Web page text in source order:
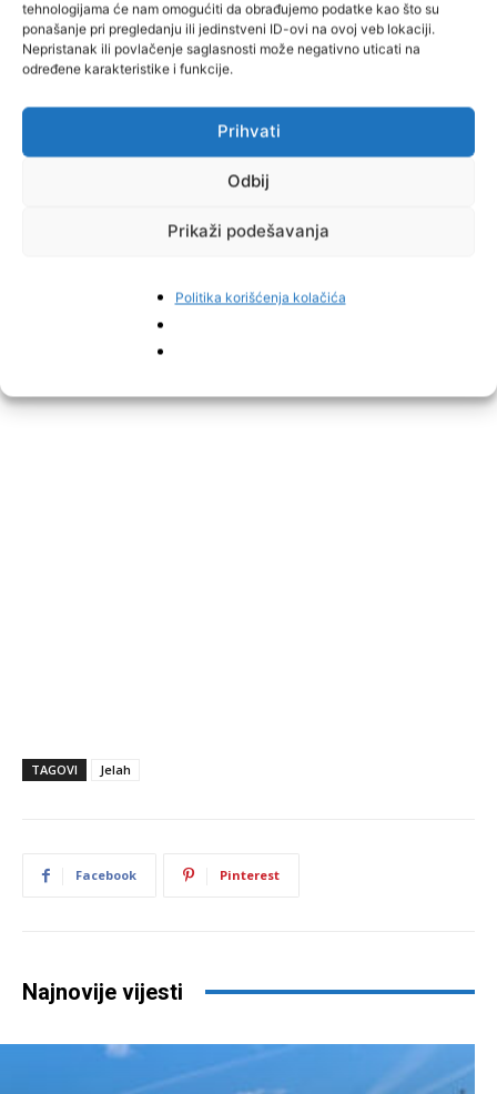
tehnologijama će nam omogućiti da obrađujemo podatke kao što su
ponašanje pri pregledanju ili jedinstveni ID-ovi na ovoj veb lokaciji.
Nepristanak ili povlačenje saglasnosti može negativno uticati na
određene karakteristike i funkcije.
Prihvati
Odbij
Prikaži podešavanja
Politika korišćenja kolačića
hapšenja, predat je Kantonalnom tužilaštvu ZDK, gdje mu je
Općinski sud u Tešnju odredio pritvor.
krivična djela.
području Tešnja i Zeničko-dobojskog kantona.
TAGOVI Jelah
Facebook Pinterest
Najnovije vijesti